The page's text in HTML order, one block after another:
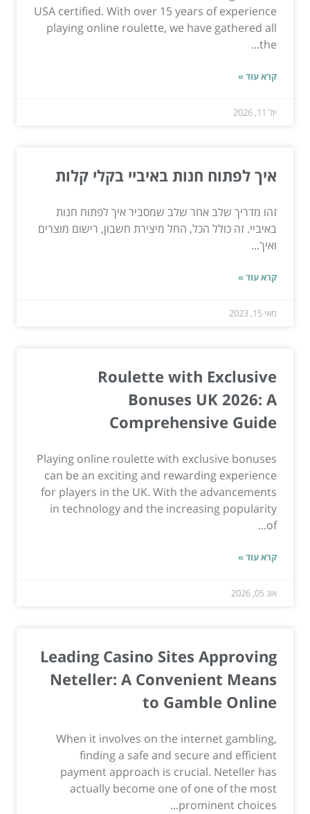
USA certified. With over 15 years of experience
playing online roulette, we have gathered all
the...
קרא עוד »
יול 11, 2026
איך לפתוח חנות באיביי בקלי קלות
זהו מדריך שלב אחר שלב שמסביר איך לפתוח חנות
באיביי. זה כולל הכל, החל מיצירת חשבון, רישום מוצרים
ואיך...
קרא עוד »
מאי 15, 2023
Roulette with Exclusive
Bonuses UK 2026: A
Comprehensive Guide
Playing online roulette with exclusive bonuses
can be an exciting and rewarding experience
for players in the UK. With the advancements
in technology and the increasing popularity
of...
קרא עוד »
אוג 05, 2026
Leading Casino Sites Approving
Neteller: A Convenient Means
to Gamble Online
When it involves on the internet gambling,
finding a safe and secure and efficient
payment approach is crucial. Neteller has
actually become one of one of the most
prominent choices...